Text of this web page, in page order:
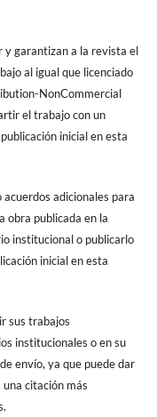
y garantizan a la revista el
al igual que licenciado
NonCommercial
el trabajo con un
inicial en esta
adicionales para
obra publicada en la
institucional o publicarlo
inicial en esta
sus trabajos
institucionales o en su
envío, ya que puede dar
citación más